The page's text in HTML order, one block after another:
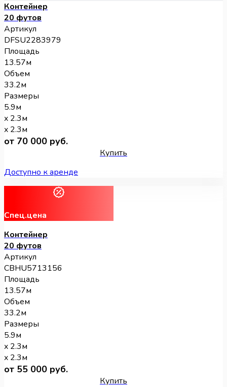
Контейнер
20 футов
Артикул
DFSU2283979
Площадь
13.57м
Объем
33.2м
Размеры
5.9м
x 2.3м
x 2.3м
от 70 000 руб.
Купить
Доступно к аренде
Спец.цена
Контейнер
20 футов
Артикул
CBHU5713156
Площадь
13.57м
Объем
33.2м
Размеры
5.9м
x 2.3м
x 2.3м
от 55 000 руб.
Купить